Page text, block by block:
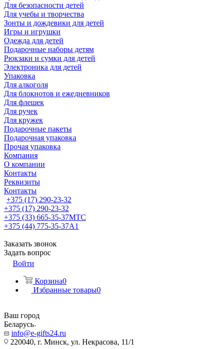
Для безопасности детей
Для учебы и творчества
Зонты и дождевики для детей
Игры и игрушки
Одежда для детей
Подарочные наборы детям
Рюкзаки и сумки для детей
Электроника для детей
Упаковка
Для алкоголя
Для блокнотов и ежедневников
Для флешек
Для ручек
Для кружек
Подарочные пакеты
Подарочная упаковка
Прочая упаковка
Компания
О компании
Контакты
Реквизиты
Контакты
+375 (17) 290-23-32
+375 (17) 290-23-32
+375 (33) 665-35-37МТС
+375 (44) 775-35-37А1
Заказать звонок
Задать вопрос
Войти
Корзина0
Избранные товары0
Ваш город
Беларусь
info@e-gifts24.ru
220040, г. Минск, ул. Некрасова, 11/1